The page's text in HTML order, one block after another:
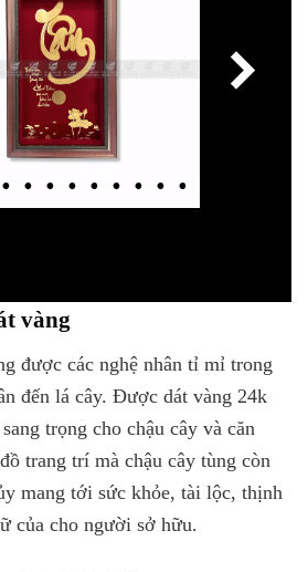
vàng
được các nghệ nhân tỉ mỉ trong
đến lá cây. Được dát vàng 24k
trọng cho chậu cây và căn
trang trí mà chậu cây tùng còn
mang tới sức khỏe, tài lộc, thịnh
của cho người sở hữu.